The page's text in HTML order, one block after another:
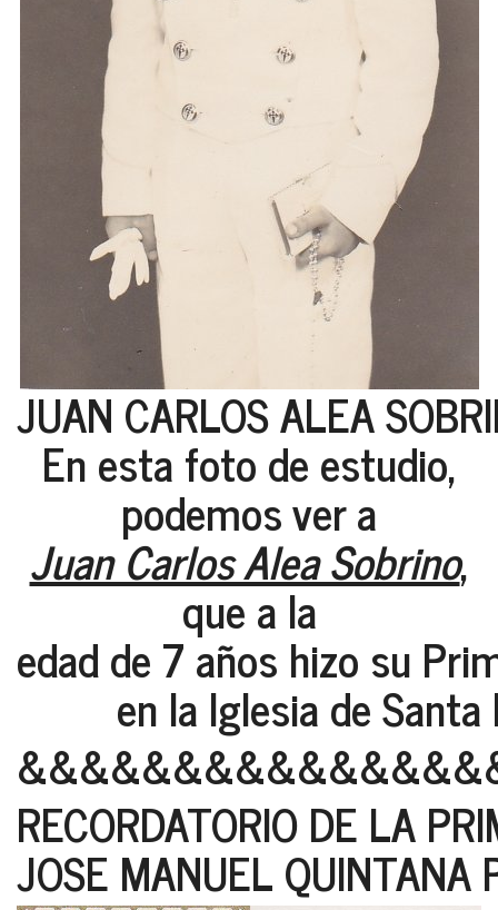
JUAN CARLOS ALEA
En esta foto de estudio,
podemos ver a
Juan Carlos Alea Sobrino,
que a la
edad de 7 años hizo su
en la Iglesia de Santa
RECORDATORIO DE LA
JOSE MANUEL